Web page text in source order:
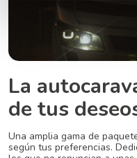
La
de tus
Una amplia gama de
según tus preferencias.